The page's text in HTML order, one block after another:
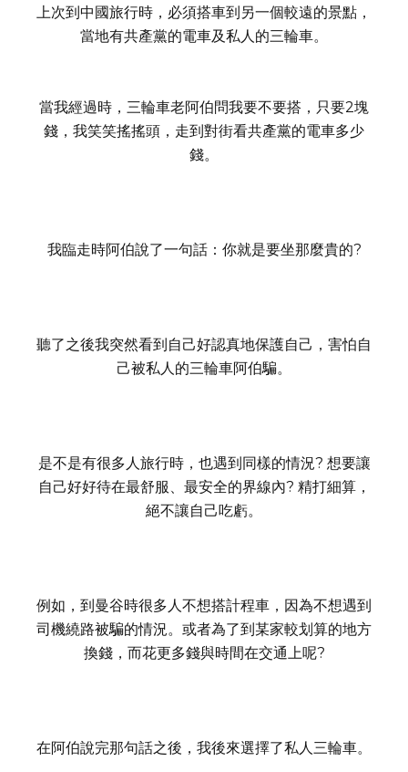
上次到中國旅行時，必須搭車到另一個較遠的景點，
當地有共產黨的電車及私人的三輪車。
當我經過時，三輪車老阿伯問我要不要搭，只要2塊
錢，我笑笑搖搖頭，走到對街看共產黨的電車多少
錢。
我臨走時阿伯說了一句話：你就是要坐那麼貴的?
聽了之後我突然看到自己好認真地保護自己，害怕自
己被私人的三輪車阿伯騙。
是不是有很多人旅行時，也遇到同樣的情況? 想要讓
自己好好待在最舒服、最安全的界線內? 精打細算，
絕不讓自己吃虧。
例如，到曼谷時很多人不想搭計程車，因為不想遇到
司機繞路被騙的情況。或者為了到某家較划算的地方
換錢，而花更多錢與時間在交通上呢?
在阿伯說完那句話之後，我後來選擇了私人三輪車。